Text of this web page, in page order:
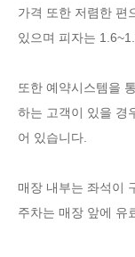
가격 또한 저렴한 편
있으며 피자는
또한 예약시스템을
하는 고객이 있을 경
어 있습니다.
매장 내부는 좌석이
주차는 매장 앞에 유